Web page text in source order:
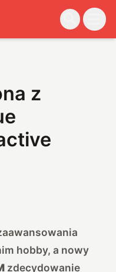
z
hobby, a nowy
zdecydowanie